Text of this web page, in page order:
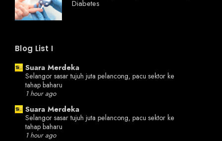
Diabetes
Blog List I
Suara Merdeka
Selangor sasar tujuh juta pelancong, pacu sektor ke
tahap baharu
1 hour ago
Suara Merdeka
Selangor sasar tujuh juta pelancong, pacu sektor ke
tahap baharu
1 hour ago